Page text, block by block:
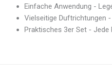
Einfache Anwendung -
Vielseitige Duftrichtungen
Praktisches 3er Set - Jede